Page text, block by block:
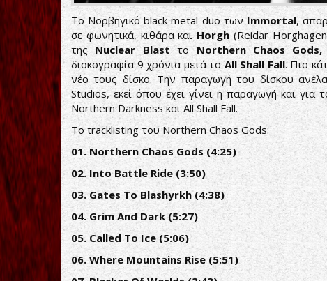
Το Νορβηγικό black metal duo των Immortal,
σε φωνητικά, κιθάρα και Horgh (Reidar
της Nuclear BlastτοNorthern Chaos Gods,
δισκογραφία 9 χρόνια μετά τοAll Shall Fall. Πιο
νέο τους δίσκο. Την παραγωγή του δίσκου
Studios, εκεί όπου έχει γίνει η παραγωγή και
Northern Darkness και All Shall Fall.
Το tracklisting του Northern Chaos Gods:
01. Northern Chaos Gods (4:25)
02. Into Battle Ride (3:50)
03. Gates To Blashyrkh (4:38)
04. Grim And Dark (5:27)
05. Called To Ice (5:06)
06. Where Mountains Rise (5:51)